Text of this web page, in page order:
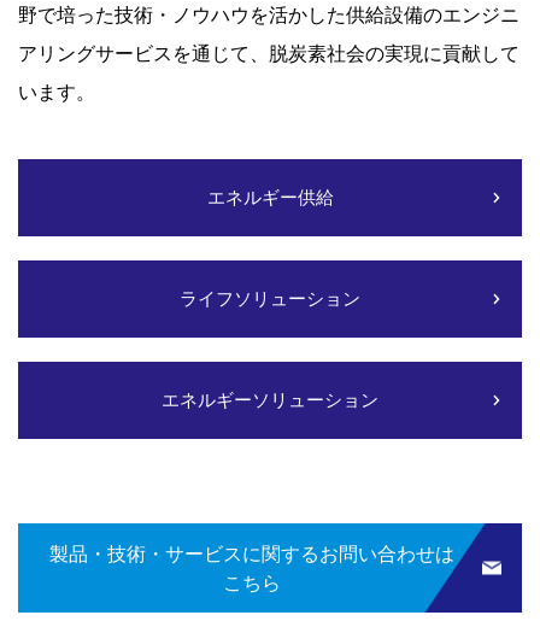
野で培った技術・ノウハウを活かした供給設備のエンジニ
アリングサービスを通じて、脱炭素社会の実現に貢献して
います。
エネルギー供給
ライフソリューション
エネルギーソリューション
製品・技術・サービスに関するお問い合わせは
こちら